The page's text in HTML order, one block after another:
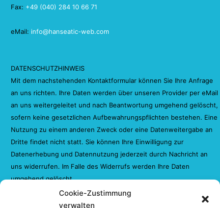
Cookie-Zustimmung
verwalten
Fax: +49 (040) 284 10 66 71
eMail: info@hanseatic-web.com
DATENSCHUTZHINWEIS
Mit dem nachstehenden Kontaktformular können Sie Ihre Anfrage
an uns richten. Ihre Daten werden über unseren Provider per eMail
an uns weitergeleitet und nach Beantwortung umgehend gelöscht,
sofern keine gesetzlichen Aufbewahrungspflichten bestehen. Eine
Nutzung zu einem anderen Zweck oder eine Datenweitergabe an
Dritte findet nicht statt. Sie können Ihre Einwilligung zur
Datenerhebung und Datennutzung jederzeit durch Nachricht an
uns widerrufen. Im Falle des Widerrufs werden Ihre Daten
umgehend gelöscht.